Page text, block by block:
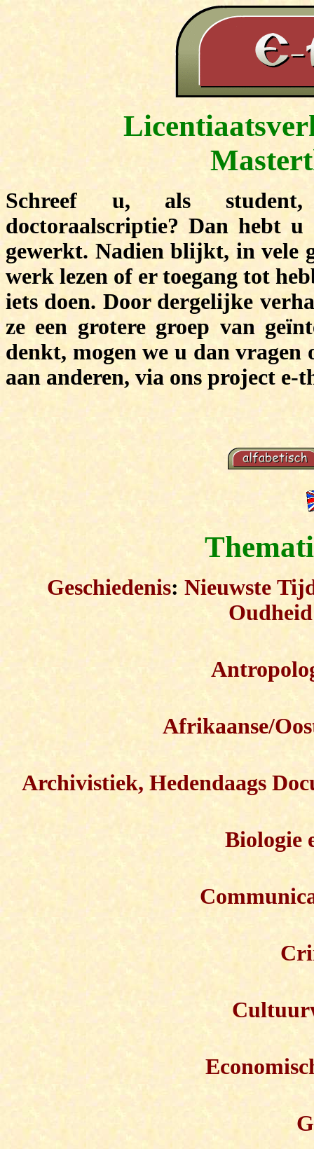
Schreef u, als student,
doctoraalscriptie? Dan hebt u
gewerkt. Nadien blijkt, in vele
werklezen of er toegang tot
iets doen. Door dergelijke
ze een grotere groep van
denkt, mogen we u danvragen
aan anderen, via ons project e-
Geschiedenis: Nieuwste
Afrikaanse/
Archivistiek, Hedendaags
Biologie